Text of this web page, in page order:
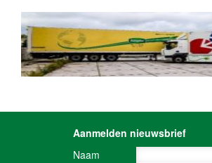
Aanmelden nieuwsbrief
Naam